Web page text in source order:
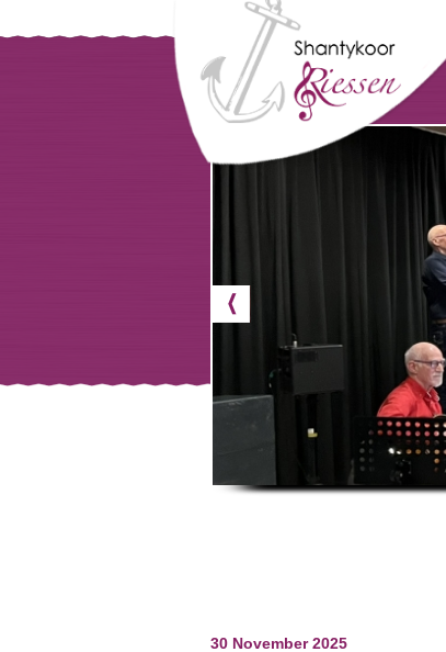
30 November 2025